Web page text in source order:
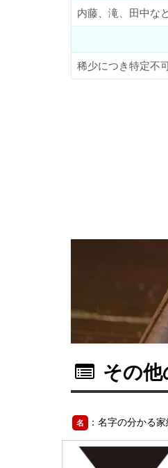
内藤、滝、田中な
稀少につき特定不
その他
名 ：名字の分かる家